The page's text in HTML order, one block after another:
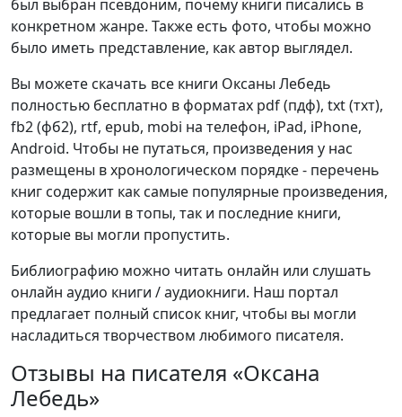
был выбран псевдоним, почему книги писались в
конкретном жанре. Также есть фото, чтобы можно
было иметь представление, как автор выглядел.
Вы можете скачать все книги Оксаны Лебедь
полностью бесплатно в форматах pdf (пдф), txt (тхт),
fb2 (фб2), rtf, epub, mobi на телефон, iPad, iPhone,
Android. Чтобы не путаться, произведения у нас
размещены в хронологическом порядке - перечень
книг содержит как самые популярные произведения,
которые вошли в топы, так и последние книги,
которые вы могли пропустить.
Библиографию можно читать онлайн или слушать
онлайн аудио книги / аудиокниги. Наш портал
предлагает полный список книг, чтобы вы могли
насладиться творчеством любимого писателя.
Отзывы на писателя «Оксана
Лебедь»